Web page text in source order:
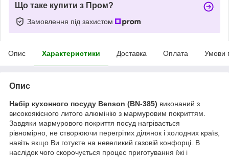
Що таке купити з Пром?
Замовлення під захистом
Опис Характеристики Доставка Оплата Умови
Опис
Набір кухонного посуду Benson (BN-385) виконаний з
високоякісного литого алюмінію з мармуровим покриттям.
Завдяки мармурового покриття посуд нагрівається
рівномірно, не створюючи перегрітих ділянок і холодних країв,
навіть якщо Ви готуєте на невеликий газовій конфорці. В
наслідок чого скорочується процес приготування їжі і